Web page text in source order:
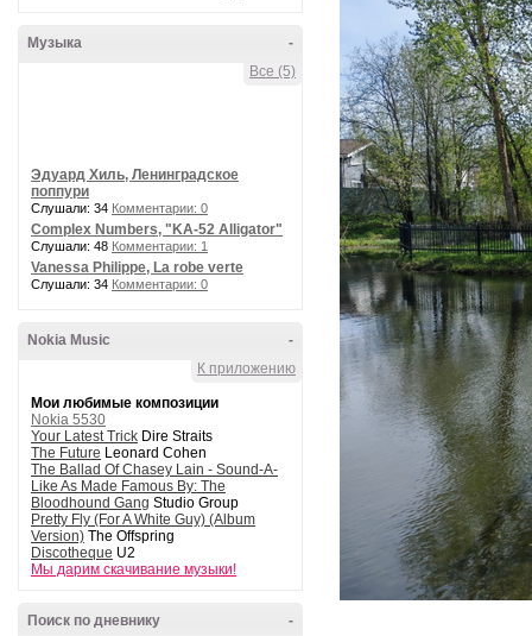
-
Музыка
Все (5)
Эдуард Хиль, Ленинградское
поппури
Слушали: 34 Комментарии: 0
Complex Numbers, "KA-52 Alligator"
Слушали: 48 Комментарии: 1
Vanessa Philippe, La robe verte
Слушали: 34 Комментарии: 0
-
Nokia Music
К приложению
Мои любимые композиции
Nokia 5530
Your Latest Trick Dire Straits
The Future Leonard Cohen
The Ballad Of Chasey Lain - Sound-A-
Like As Made Famous By: The
Bloodhound Gang Studio Group
Pretty Fly (For A White Guy) (Album
Version) The Offspring
Discotheque U2
Мы дарим скачивание музыки!
-
Поиск по дневнику